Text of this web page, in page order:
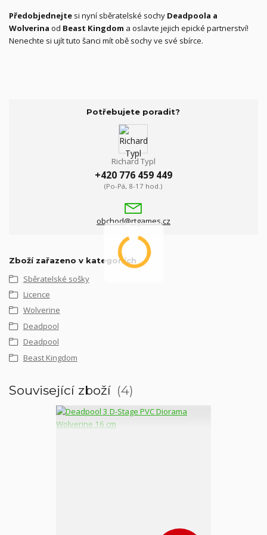
Předobjednejte si nyní sběratelské sochy Deadpoola a
Wolverina od Beast Kingdom a oslavte jejich epické partnerství!
Nenechte si ujít tuto šanci mít obě sochy ve své sbírce.
Potřebujete poradit?
Richard Typl
+420 776 459 449
(Po-Pá, 8-17 hod.)
obchod@rtgames.cz
Zboží zařazeno v kategoriích
Sběratelské sošky
Licence
Wolverine
Deadpool
Deadpool
Beast Kingdom
Související zboží 4